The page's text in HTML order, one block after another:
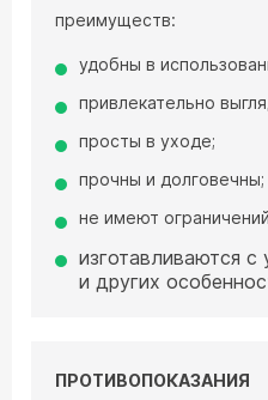
преимуществ:
удобны в
привлекательно
просты в уходе;
прочны и долговечны;
не имеют
изготавливаются с
и других
ПРОТИВОПОКАЗАНИЯ